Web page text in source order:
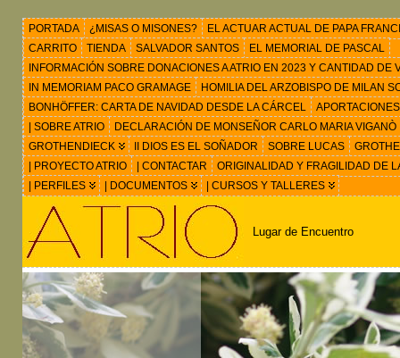
PORTADA ¿MISAS O MISONES?
EL ACTUAR ACTUAL DE PAPA
CARRITO
TIENDA SALVADOR SANTOS
EL MEMORIAL DE PASCAL
INFORMACIÓN SOBRE DONACIONES A ATRIO EN 2023 Y CANTIDAD
IN MEMORIAM PACO GRAMAGE
HOMILIA DEL ARZOBISPO DE MILAN
BONHÖFFER: CARTA DE NAVIDAD DESDE LA CÁRCEL
| SOBRE ATRIO
DECLARACIÓN DE MONSEÑOR CARLO MARIA VIGANÒ
GROTHENDIECK
II DIOS ES EL SOÑADOR SOBRE LUCAS
| PROYECTO ATRIO
| CONTACTAR
ORIGINALIDAD Y FRAGILIDAD DE
| PERFILES
| DOCUMENTOS | CURSOS Y TALLERES
Lugar de Encuentro